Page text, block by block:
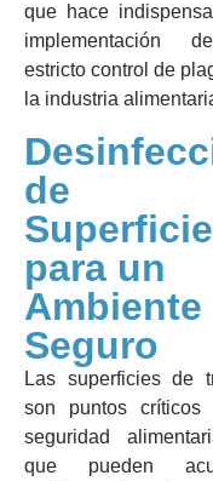
que hace
implementación
estricto control de
la industria
de
para un
Ambiente
Seguro
Las superficies de
son puntos
seguridad
que pueden